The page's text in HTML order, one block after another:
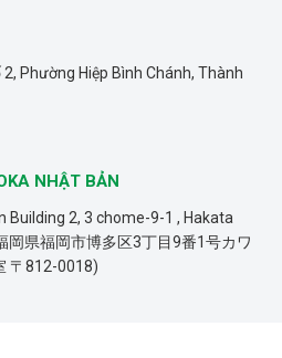
Phường Hiệp Bình Chánh, Thành
NHẬT BẢN
Building 2, 3 chome-9-1 , Hakata
岡県福岡市博多区3丁目9番1号カワ
〒812-0018)